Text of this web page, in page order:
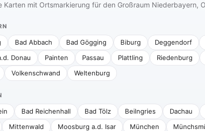
Karten mit Ortsmarkierung für den Großraum Niederbayern,
Bad Abbach Bad Gögging Biburg Deggendorf
Donau
Painten Passau Plattling Riedenburg
Volkenschwand Weltenburg
Bad Reichenhall Bad Tölz Beilngries Dachau
Mittenwald Moosburg a.d. Isar München